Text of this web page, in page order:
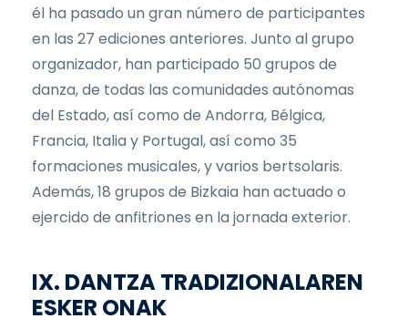
él ha pasado un gran número de participantes
en las 27 ediciones anteriores. Junto al grupo
organizador, han participado 50 grupos de
danza, de todas las comunidades autónomas
del Estado, así como de Andorra, Bélgica,
Francia, Italia y Portugal, así como 35
formaciones musicales, y varios bertsolaris.
Además, 18 grupos de Bizkaia han actuado o
ejercido de anfitriones en la jornada exterior.
IX. DANTZA TRADIZIONALAREN
ESKER ONAK